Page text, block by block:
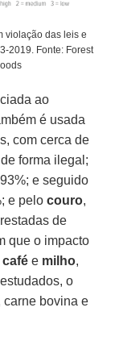
violação das leis e
2019. Fonte: Forest
ao
é usada
com cerca de
forma ilegal;
e seguido
e pelocouro,
de
que o impacto
café e milho,
o
carne bovina e